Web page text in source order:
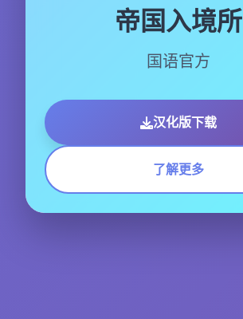
帝国入境所
国语官方
汉化版下载
了解更多